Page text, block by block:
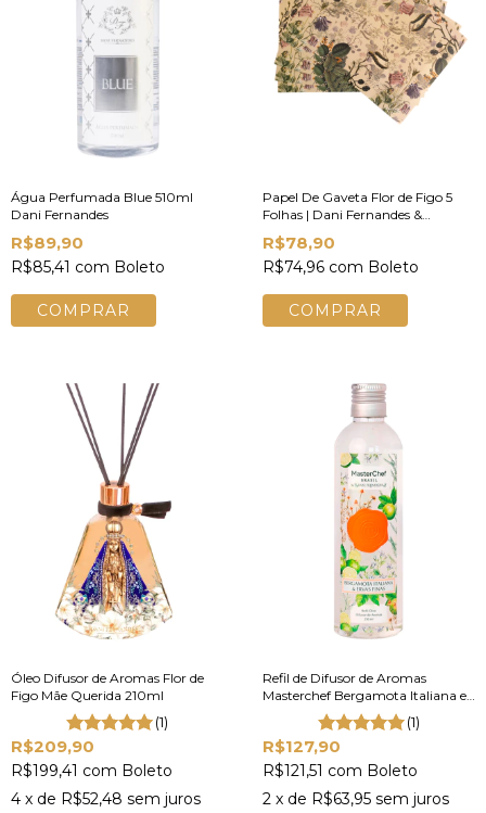
Água Perfumada Blue 510ml
Dani Fernandes
R$89,90
R$85,41 com Boleto
Papel De Gaveta Flor de Figo 5
Folhas | Dani Fernandes &
Animativa
R$78,90
R$74,96 com Boleto
Óleo Difusor de Aromas Flor de
Figo Mãe Querida 210ml
(1)
R$209,90
R$199,41 com Boleto
4 x de R$52,48 sem juros
Refil de Difusor de Aromas
Masterchef Bergamota Italiana e
Ervas Finas 250ml Óleo Dani
Fernandes
(1)
R$127,90
R$121,51 com Boleto
2 x de R$63,95 sem juros